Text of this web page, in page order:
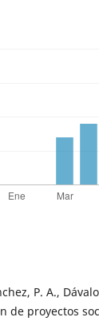
P. A.,
de proyectos